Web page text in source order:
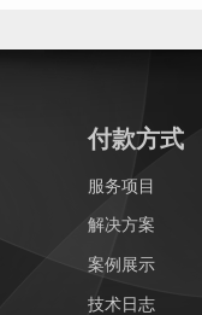
付款方式
服务项目
解决方案
案例展示
技术日志